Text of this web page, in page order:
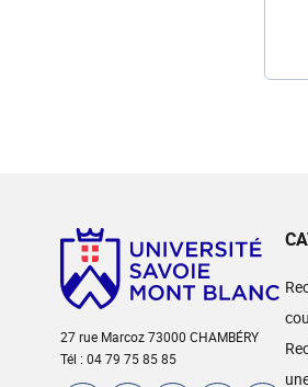
27 rue Marcoz 73000 CHAMBÉRY
Tél : 04 79 75 85 85